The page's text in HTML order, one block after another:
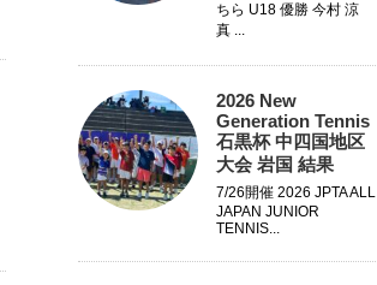
ちら U18 優勝 今村 涼
真 ...
2026 New
Generation Tennis
石黒杯 中四国地区
大会 岩国 結果
7/26開催 2026 JPTA ALL
JAPAN JUNIOR
TENNIS...